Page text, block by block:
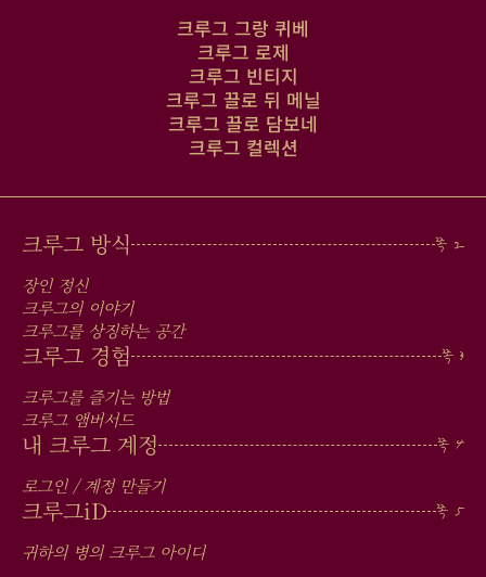
크루그 그랑 퀴베
크루그 로제
크루그 빈티지
크루그 끌로 뒤 메닐
크루그 끌로 담보네
크루그 컬렉션
MAIN
MEN
IN
FOOTER
크루그 방식
장인 정신
크루그의 이야기
크루그를 상징하는 공간
크루그 경험
크루그를 즐기는 방법
크루그 앰버서드
내 크루그 계정
로그인 / 계정 만들기
크루그iD
귀하의 병의 크루그 아이디